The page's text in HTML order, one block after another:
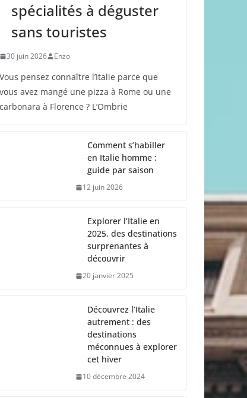
spécialités à déguster
sans touristes
30 juin 2026 Enzo
Vous pensez connaître l’Italie parce que
vous avez mangé une pizza à Rome ou une
carbonara à Florence ? L’Ombrie
Comment s’habiller
en Italie homme :
guide par saison
12 juin 2026
Explorer l’Italie en
2025, des destinations
surprenantes à
découvrir
20 janvier 2025
Découvrez l’Italie
autrement : des
destinations
méconnues à explorer
cet hiver
10 décembre 2024